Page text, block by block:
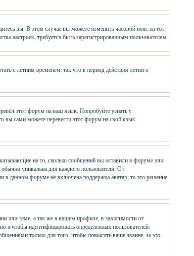
вы. В этом случае вы можете изменить часовой пояс на тот,
настроек, требуется быть зарегистрированным пользователем.
с летним временем, так что в период действия летнего
этот форум на ваш язык. Попробуйте узнать у
вы сами можете перевести этот форум на свой язык.
на то, сколько сообщений вы оставили в форуме или
уникальна для каждого пользователя. От
в данном форуме не включена поддержка аватар, то это решение
или теме, а так же в вашем профиле, в зависимости от
и чтобы идентифицировать определенных пользователей:
только для того, чтобы повысить ваше звание, за это